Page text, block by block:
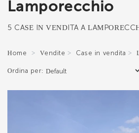
Lamporecchio
5 CASE IN VENDITA A
Home Vendite Case in vendita
Ordina per:
0571 902832